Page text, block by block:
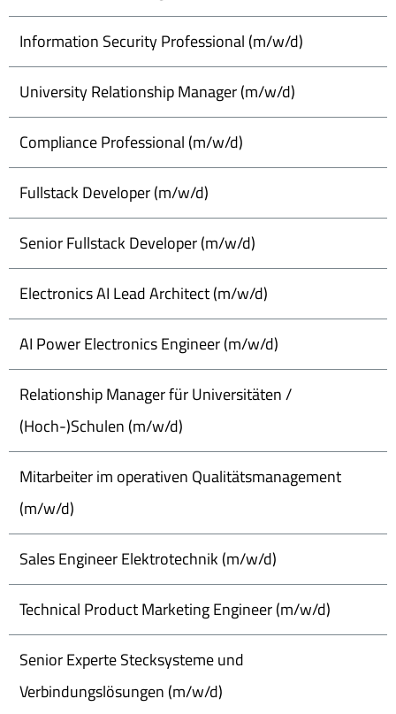
Information Security Professional (m/w/d)
University Relationship Manager (m/w/d)
Compliance Professional (m/w/d)
Fullstack Developer (m/w/d)
Senior Fullstack Developer (m/w/d)
Electronics AI Lead Architect (m/w/d)
AI Power Electronics Engineer (m/w/d)
Relationship Manager für Universitäten /
(Hoch-)Schulen (m/w/d)
Mitarbeiter im operativen Qualitätsmanagement
(m/w/d)
Sales Engineer Elektrotechnik (m/w/d)
Technical Product Marketing Engineer (m/w/d)
Senior Experte Stecksysteme und
Verbindungslösungen (m/w/d)